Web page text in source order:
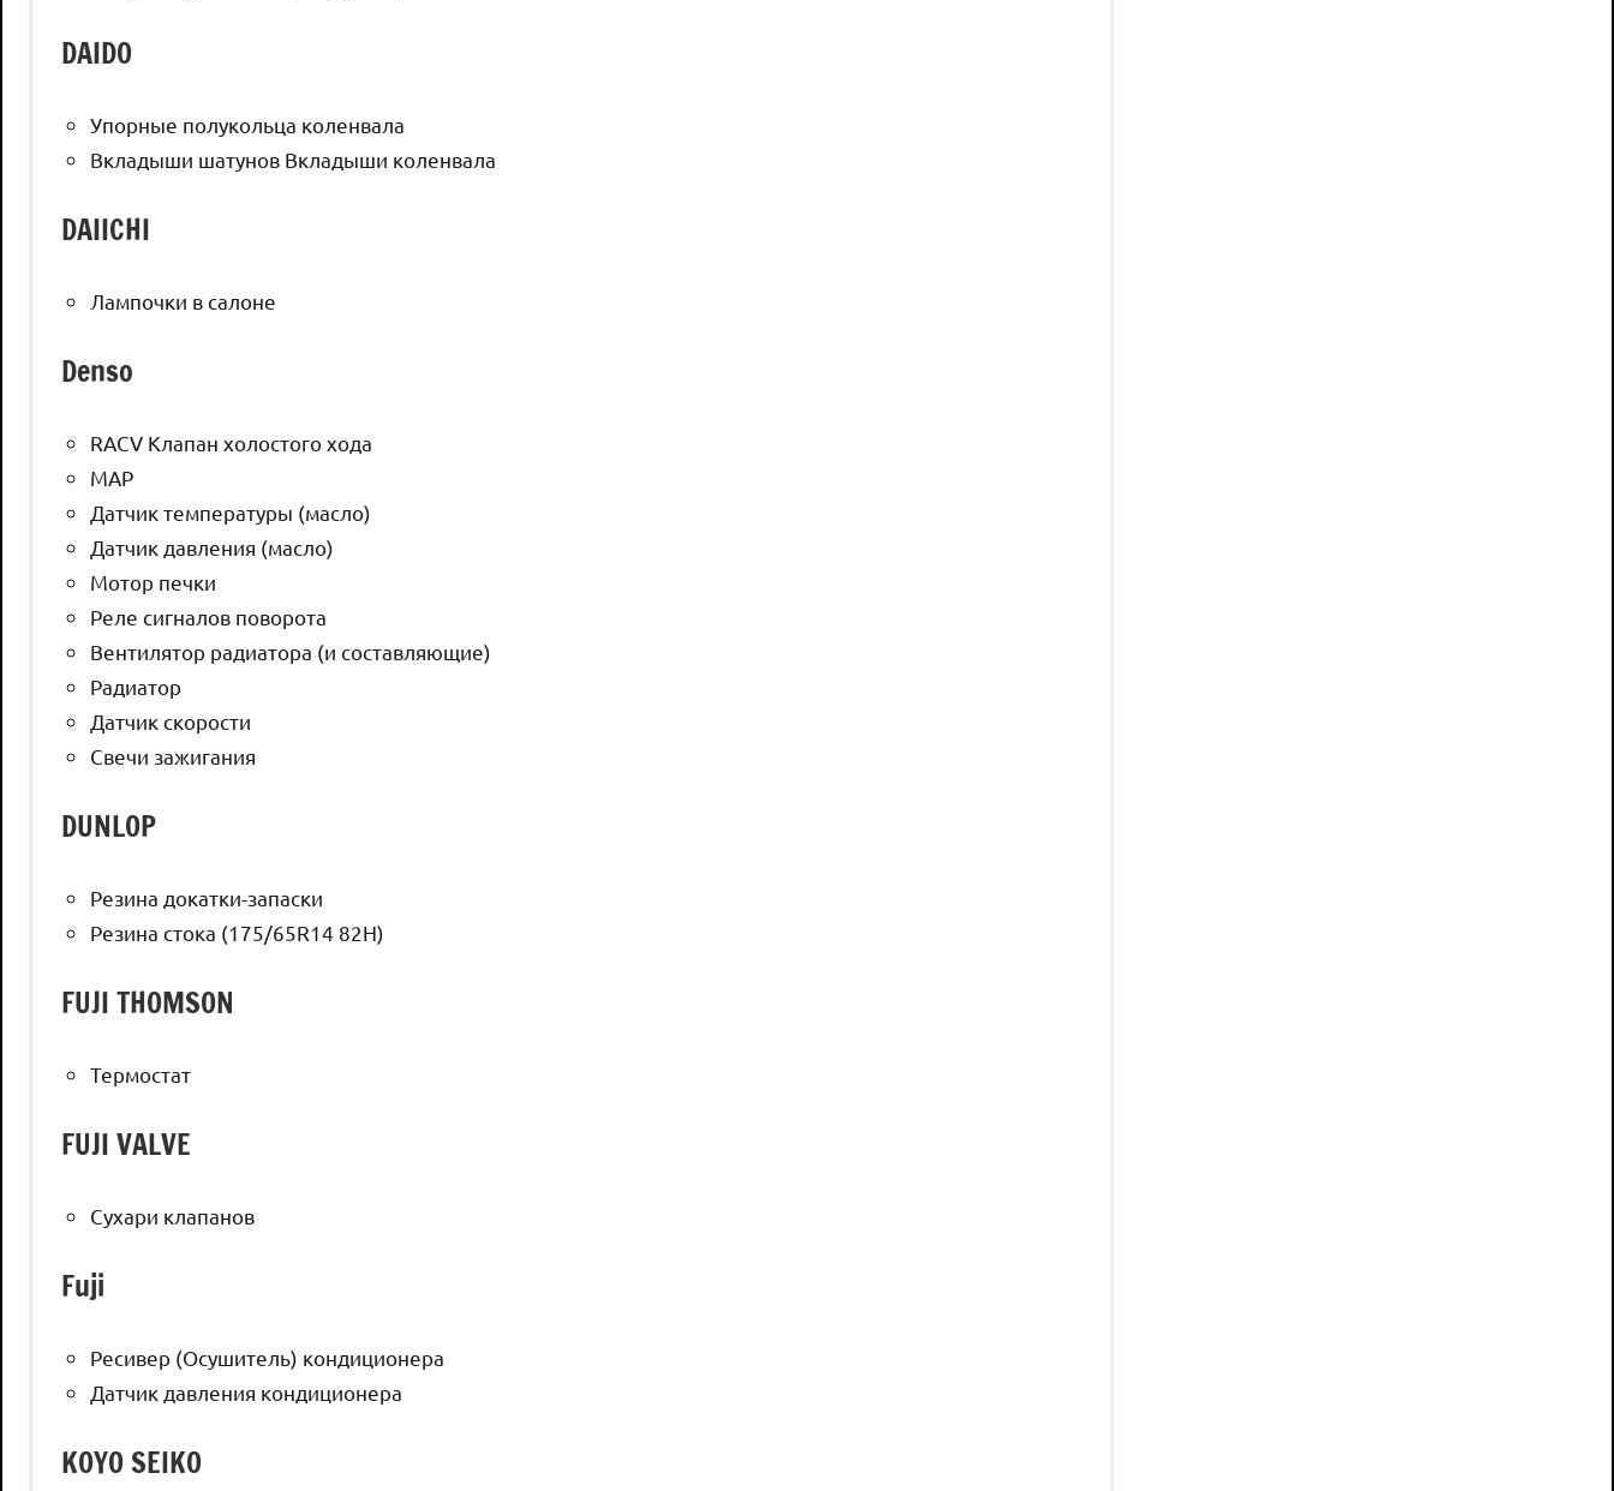
DAIDO
Упорные полукольца коленвала
Вкладыши шатунов Вкладыши коленвала
DAIICHI
Лампочки в салоне
Denso
RACV Клапан холостого хода
MAP
Датчик температуры (масло)
Датчик давления (масло)
Мотор печки
Реле сигналов поворота
Вентилятор радиатора (и составляющие)
Радиатор
Датчик скорости
Свечи зажигания
DUNLOP
Резина докатки-запаски
Резина стока (175/65R14 82H)
FUJI THOMSON
Термостат
FUJI VALVE
Сухари клапанов
Fuji
Ресивер (Осушитель) кондиционера
Датчик давления кондиционера
KOYO SEIKO